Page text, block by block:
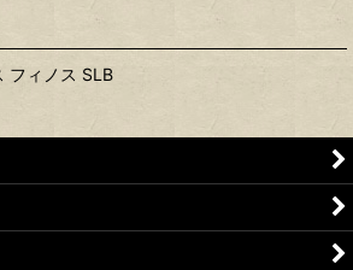
フィノス SLB